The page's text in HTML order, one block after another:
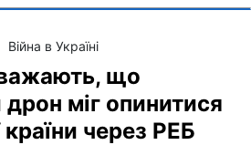
Війна в Україні
що
дрон міг опинитися
країни через РЕБ